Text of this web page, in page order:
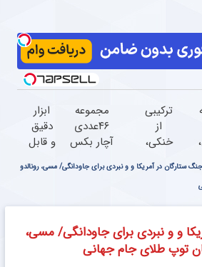
ترکیبی
از
خنکی،
لطافت
هوا و
(قیمت
نکردنی!)
مجموعه
۴۶عددی
آچار بکس
باورنکردنی!!
محدود)
ابزار
دقیق
و قابل
برای
گیری
خون
جنگ ستارگان در آمریکا و و نبردی برای جاودانگی/ مسی، رونالدو
و و نبردی برای جاودانگی/ مسی،
توپ طلای جام جهانی